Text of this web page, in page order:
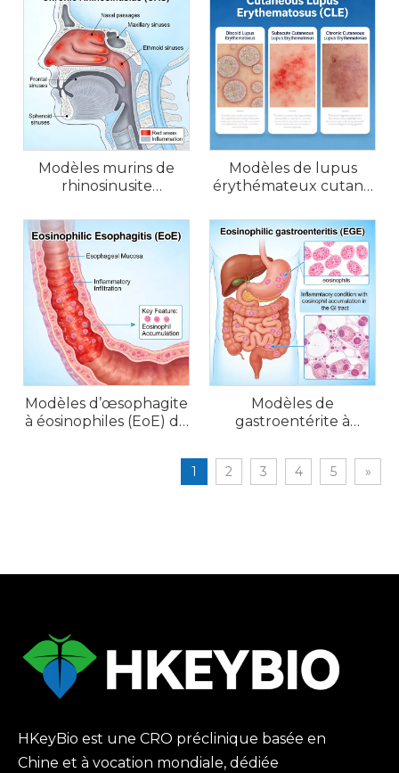
Modèles murins de
rhinosinusite
rhinite allergique
Modèles de lupus
érythémateux cutané
Modèles d’œsophagite
à éosinophiles (EoE) de
Modèles de
gastroentérite à
chez la souris
1 2 3 4 5 »
HKeyBio est une CRO préclinique basée en
Chine et à vocation mondiale, dédiée